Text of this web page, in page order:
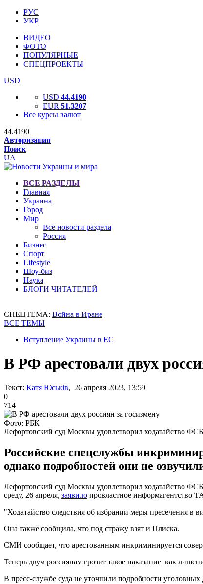
РУС
УКР
ВИДЕО
ФОТО
ПОПУЛЯРНЫЕ
СПЕЦПРОЕКТЫ
USD
USD 44.4190
EUR 51.3207
Все курсы валют
44.4190
Авторизация
Поиск
UA
ВСЕ РАЗДЕЛЫ
Главная
Украина
Город
Мир
Все новости раздела
Россия
Бизнес
Спорт
Lifestyle
Шоу-биз
Наука
БЛОГИ ЧИТАТЕЛЕЙ
СПЕЦТЕМА: Война в Иране
ВСЕ ТЕМЫ
Вступление Украины в ЕС
В РФ арестовали двух
Текст: Катя Юськів, 26 апреля 2023, 13:59
0
714
Фото: РБК
Лефортовский суд Москвы удовлетворил ходатайство ФСБ
Российские спецслужбы
однако подробностей они не
Лефортовский суд Москвы удовлетворил ходатайство
среду, 26 апреля, заявило провластное информагентство
"Ходатайство следствия об избрании меры пресечения в
Она также сообщила, что под стражу взят и Плиска.
СМИ сообщает, что арестованным инкриминируется
Теперь двум россиянам грозит такое наказание, как
В пресс-службе суда не уточнили подробности